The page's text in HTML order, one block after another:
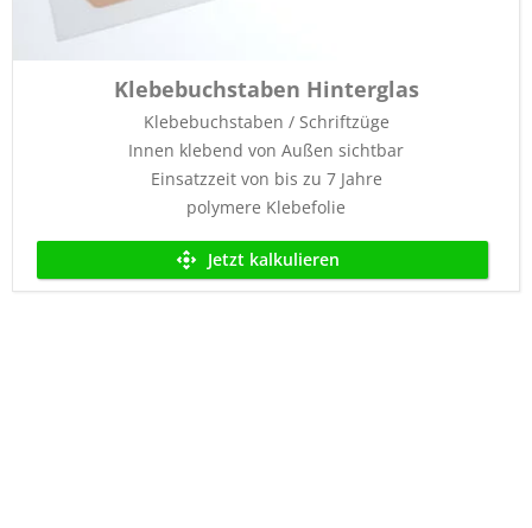
Klebebuchstaben Hinterglas
Klebebuchstaben / Schriftzüge
Innen klebend von Außen sichtbar
Einsatzzeit von bis zu 7 Jahre
polymere Klebefolie
Jetzt kalkulieren